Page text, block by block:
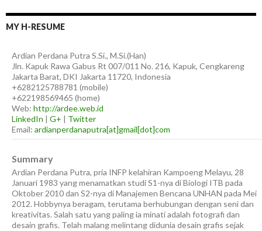
MY H-RESUME
Ardian Perdana Putra S.Si., M.Si.(Han)
Jln. Kapuk Rawa Gabus Rt 007/011 No. 216, Kapuk, Cengkareng
Jakarta Barat, DKI Jakarta 11720, Indonesia
+6282125788781 (mobile)
+622198569465 (home)
Web: http://ardee.web.id
LinkedIn | G+ | Twitter
Email: ardianperdanaputra[at]gmail[dot]com
Summary
Ardian Perdana Putra, pria INFP kelahiran Kampoeng Melayu, 28
Januari 1983 yang menamatkan studi S1-nya di Biologi ITB pada
Oktober 2010 dan S2-nya di Manajemen Bencana UNHAN pada Mei
2012. Hobbynya beragam, terutama berhubungan dengan seni dan
kreativitas. Salah satu yang paling ia minati adalah fotografi dan
desain grafis. Telah malang melintang didunia desain grafis sejak